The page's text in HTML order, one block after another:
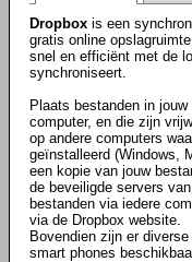
Dropbox is een
gratis online
snel en efficiënt met de
synchroniseert.
Plaats bestanden in jouw
computer, en die zijn
op andere computers
geïnstalleerd (Windows,
een kopie van jouw
de beveiligde servers
bestanden via iedere
via de Dropbox website.
Bovendien zijn er
smart phones